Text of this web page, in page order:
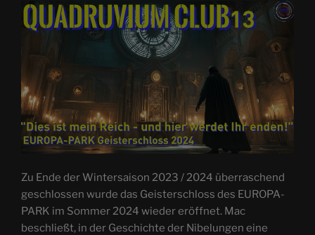
Zu Ende der Wintersaison 2023 / 2024 überraschend
geschlossen wurde das Geisterschloss des EUROPA-
PARK im Sommer 2024 wieder eröffnet. Mac
beschließt, in der Geschichte der Nibelungen eine